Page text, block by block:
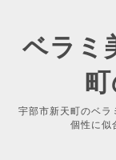
ベラミ
宇部市新天町のベラ
個性に似